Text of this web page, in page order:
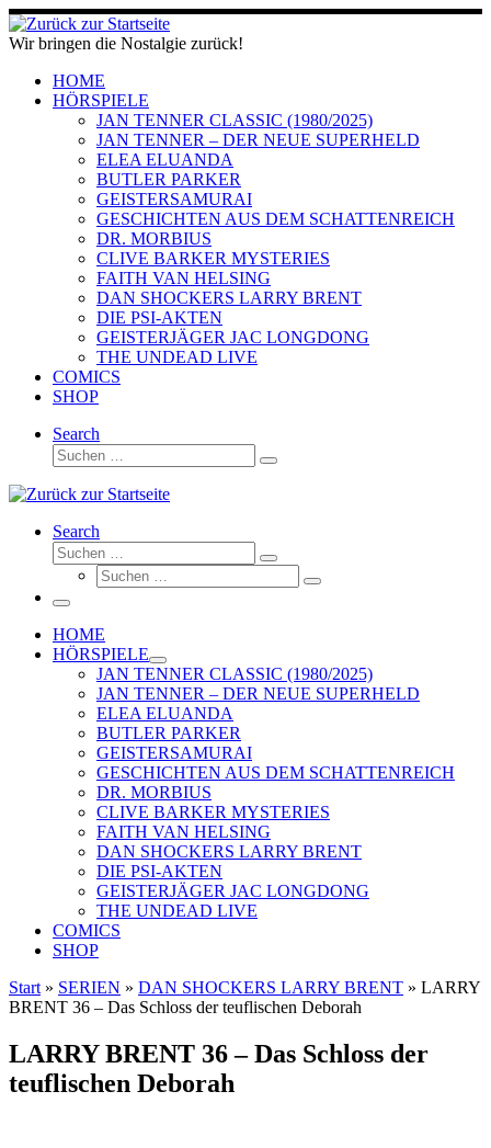
Zum
Inhalt
springen
Wir bringen die Nostalgie zurück!
HOME
HÖRSPIELE
JAN TENNER CLASSIC (1980/2025)
JAN TENNER – DER NEUE SUPERHELD
ELEA ELUANDA
BUTLER PARKER
GEISTERSAMURAI
GESCHICHTEN AUS DEM SCHATTENREICH
DR. MORBIUS
CLIVE BARKER MYSTERIES
FAITH VAN HELSING
DAN SHOCKERS LARRY BRENT
DIE PSI-AKTEN
GEISTERJÄGER JAC LONGDONG
THE UNDEAD LIVE
COMICS
SHOP
Search
Suche
Suchen …
Search
Suche
Suchen …
Suche
Suchen …
Menü
HOME
HÖRSPIELE
JAN TENNER CLASSIC (1980/2025)
JAN TENNER – DER NEUE SUPERHELD
ELEA ELUANDA
BUTLER PARKER
GEISTERSAMURAI
GESCHICHTEN AUS DEM SCHATTENREICH
DR. MORBIUS
CLIVE BARKER MYSTERIES
FAITH VAN HELSING
DAN SHOCKERS LARRY BRENT
DIE PSI-AKTEN
GEISTERJÄGER JAC LONGDONG
THE UNDEAD LIVE
COMICS
SHOP
Start » SERIEN » DAN SHOCKERS LARRY BRENT » LARRY
BRENT 36 – Das Schloss der teuflischen Deborah
LARRY BRENT 36 – Das Schloss der
teuflischen Deborah